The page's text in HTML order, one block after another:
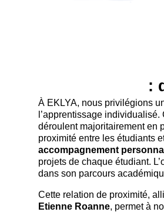
:
À EKLYA, nous privilégions
l’apprentissage
déroulent majoritairement en
proximité entre les étudiants
accompagnement
projets de chaque étudiant.
dans son parcours
Cette relation de proximité,
Etienne Roanne, permet à